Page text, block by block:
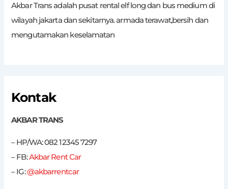
Akbar Trans adalah pusat rental elf long dan bus medium di
wilayah jakarta dan sekitarnya. armada terawat,bersih dan
mengutamakan keselamatan
Kontak
AKBAR TRANS
– HP/WA: 082 12345 7297
– FB:Akbar Rent Car
– IG:@akbarrentcar